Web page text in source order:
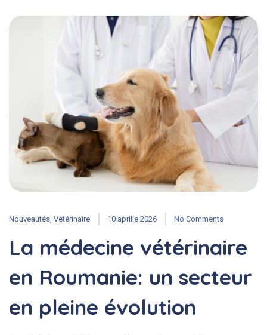
Nouveautés, Vétérinaire 10 aprilie 2026 No Comments
La médecine vétérinaire
en Roumanie: un secteur
en pleine évolution